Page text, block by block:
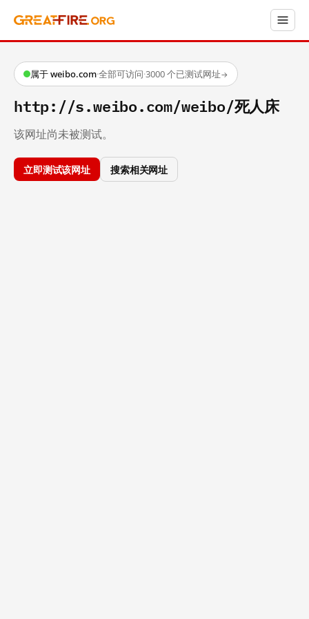
属于 weibo.com·全部可访问·3000 个已测试网址→
http://s.weibo.com/weibo/死人床
该网址尚未被测试。
立即测试该网址 搜索相关网址